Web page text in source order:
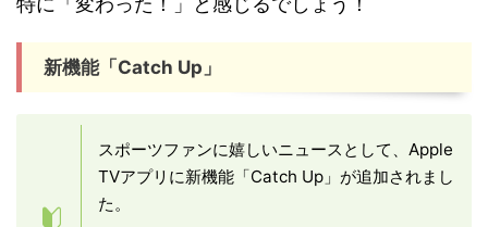
新機能「Catch Up」
スポーツファンに嬉しいニュースとして、Apple
TVアプリに新機能「Catch Up」が追加されまし
た。